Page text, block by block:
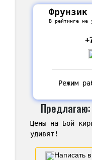
Фрунзик
В рейтинге не
Режим
Цены на Бой
удивят!
Написать в